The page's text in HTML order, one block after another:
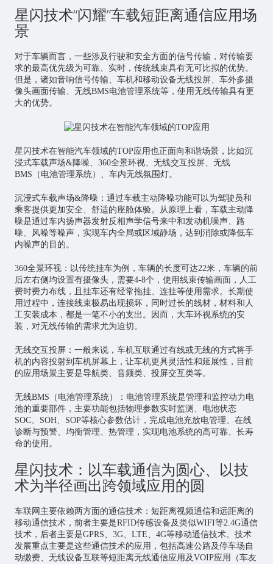
星闪技术“闪耀”车载短距离通信应用场
景
对于车辆而言，一些涉及行驶和安全方面的信号传输，对传输要
求的最高优先级为可靠、实时，传统线束具有无可比拟的优势。
但是，诸如音响信号传输、车机和移动设备无线投屏、车外多摄
像头画面传输、无线BMS电池管理系统等，使用无线传输具有更
大的优势。
星闪技术在智能汽车领域的TOP应用也正面向和谐场景，比如沉
浸式车载声场&降噪、360全景环视、无线交互投屏、无线
BMS（电池管理系统）、车内无线氛围灯。
沉浸式车载声场&降噪：通过车载主动降噪功能可以为驾驶员和
乘客提供更加安全、舒适的座舱体验。从原理上看，车载主动降
噪是通过车内扬声器发射反相声学信号来中和发动机噪声、路
噪、风噪等噪声，实现车内全局或区域静场，达到消除或降低车
内噪声的目的。
360全景环视：以传统挂车为例，车辆的长度可达22米，车辆的前
后左右侧均设置有摄像头，需要4-8个，使用线束传输画面，人工
费时费力布线，且挂车还有经常拖挂、连挂等使用需求。长期使
用过程中，连接线束极易出现损坏，同时过长的线材，材料和人
工安装成本，都是一笔不小的支出。因而，大车环视系统的安
装，对无线传输的需求尤为迫切。
无线交互投屏：一般来说，车机互联通过有线或无线的方式将手
机的内容投射到车机屏幕上，让车机更具灵活性和延展性，目前
的应用场景主要是导航类、音频类、投屏交互类等。
无线BMS（电池管理系统）：电池管理系统是管理和监控动力电
池的重要部件，主要功能包括物理参数实时监测、电池状态
SOC、SOH、SOP等核心参数估计，完成电池充放电管理、在线
诊断与预警、均衡管理、热管理，实现电池系统的高可靠、长寿
命的使用。
星闪技术：以车载通信为圆心、以技
术为半径画出跨领域应用的圆
车联网主要依赖两方面的通信技术：短距离视频通信和远距离的
移动通信技术，前者主要是RFID传感设备及类似WIFI等2.4G通信
技术，后者主要是GPRS、3G、LTE、4G等移动通信技术。技术
发展重点主要是这些通信技术的应用，包括高速公路及停车场自
动缴费、无线设备互联等短距离无线通信应用及VOIP应用（车友